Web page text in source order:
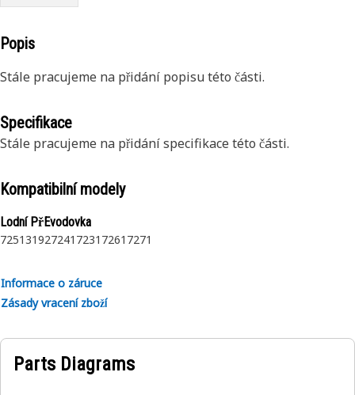
Popis
Stále pracujeme na přidání popisu této části.
Specifikace
Stále pracujeme na přidání specifikace této části.
Kompatibilní modely
Lodní PřEvodovka
725131927241 7231 7261 7271
Informace o záruce
Zásady vracení zboží
Parts Diagrams